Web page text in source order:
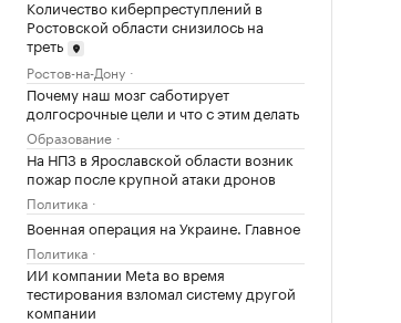
Количество киберпреступлений в
Ростовской области снизилось на
треть
Ростов-на-Дону
Почему наш мозг саботирует
долгосрочные цели и что с этим делать
Образование
На НПЗ в Ярославской области возник
пожар после крупной атаки дронов
Политика
Военная операция на Украине. Главное
Политика
ИИ компании Meta во время
тестирования взломал систему другой
компании